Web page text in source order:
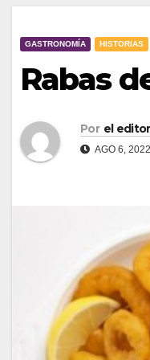
GASTRONOMÍA HISTORIAS
Rabas
Por el editor
AGO 6, 2022